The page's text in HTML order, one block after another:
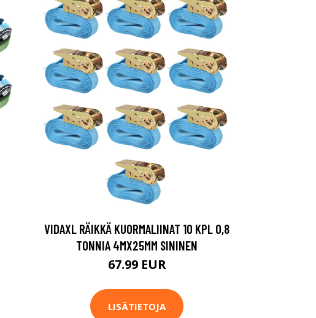
VIDAXL RÄIKKÄ KUORMALIINAT 10 KPL 0,8
TONNIA 4MX25MM SININEN
67.99 EUR
LISÄTIETOJA